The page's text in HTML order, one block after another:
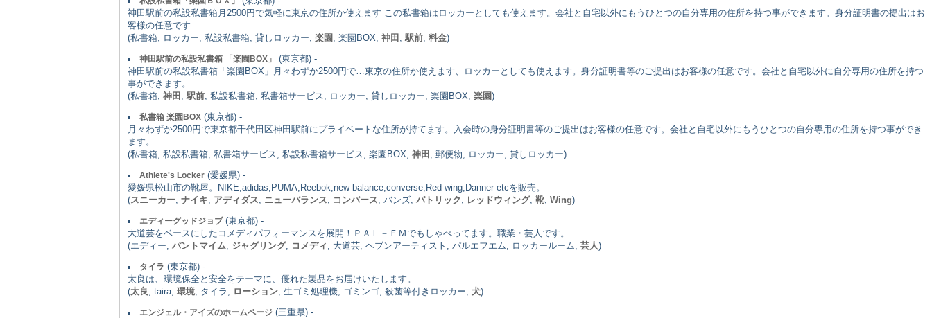
神田駅前の私設私書箱月2500円で気軽に東京の住所か使えます この私書箱はロッカーとしても使えます。会社と自宅以外にもうひとつの自分専用の住所を持つ事ができます。身分証明書の提出はお
客様の任意です
(私書箱, ロッカー, 私設私書箱, 貸しロッカー, 楽園 , 楽園BOX, 神田 駅前 料金)
神田駅前の私設私書箱 「楽園BOX」
(東京都) -
神田駅前の私設私書箱「楽園BOX」月々わずか2500円で…東京の住所か使えます、ロッカーとしても使えます。身分証明書等のご提出はお客様の任意です。会社と自宅以外に自分専用の住所を持つ
事ができます。
(私書箱, 神田 駅前 , 私設私書箱, 私書箱サービス, ロッカー, 貸しロッカー, 楽園BOX, 楽園)
私書箱 楽園BOX (東京都) -
月々わずか2500円で東京都千代田区神田駅前にプライベートな住所が持てます。入会時の身分証明書等のご提出はお客様の任意です。会社と自宅以外にもうひとつの自分専用の住所を持つ事ができ
ます。
(私書箱, 私設私書箱, 私書箱サービス, 私設私書箱サービス, 楽園BOX, 神田 , 郵便物, ロッカー, 貸しロッカー)
Athlete's Locker (愛媛県) -
愛媛県松山市の靴屋。NIKE,adidas,PUMA,Reebok,new balance,converse,Red wing,Danner etcを販売。
(スニーカー ナイキ アディダス ニューバランス コンバース , バンズ, パトリック レッドウィング, 靴, Wing)
エディーグッドジョブ(東京都) -
大道芸をベースにしたコメディパフォーマンスを展開！ＰＡＬ－ＦＭでもしゃべってます。職業・芸人です。
(エディー, パントマイム ジャグリング, コメディ , 大道芸, ヘブンアーティスト, パルエフエム, ロッカールーム, 芸人)
タイラ (東京都) -
太良は、環境保全と安全をテーマに、優れた製品をお届けいたします。
(太良 , taira, 環境 , タイラ, ローション , 生ゴミ処理機, ゴミンゴ, 殺菌等付きロッカー, 犬)
エンジェル・アイズのホームページ (三重県) -